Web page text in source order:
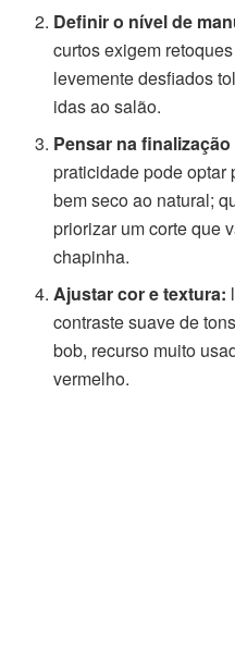
Definir o nível de
curtos exigem
levemente desfiados
idas ao salão.
Pensar na
praticidade pode optar
bem seco ao natural;
priorizar um corte que
chapinha.
Ajustar cor e textura:
contraste suave de
bob, recurso muito
vermelho.